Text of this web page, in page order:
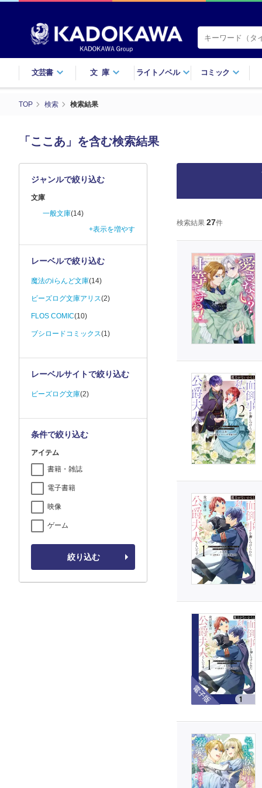
文芸書 文庫 ライトノベル コミック
TOP 検索 検索結果
「ここあ」を含む検索結果
検索結果 27件
電子版
ジャンルで絞り込む
文庫
一般文庫(14)
+表示を増やす
レーベルで絞り込む
魔法のiらんど文庫(14)
ビーズログ文庫アリス(2)
FLOS COMIC(10)
ブシロードコミックス(1)
レーベルサイトで絞り込む
ビーズログ文庫(2)
条件で絞り込む
アイテム
書籍・雑誌
電子書籍
映像
ゲーム
絞り込む